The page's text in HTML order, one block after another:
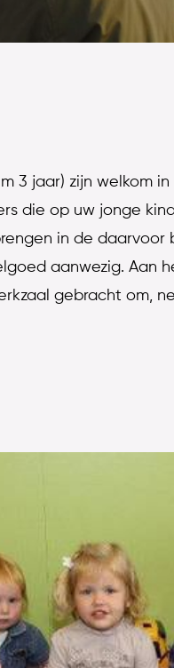
3 jaar) zijn welkom in
die op uw jonge
in de daarvoor
aanwezig. Aan
gebracht om,